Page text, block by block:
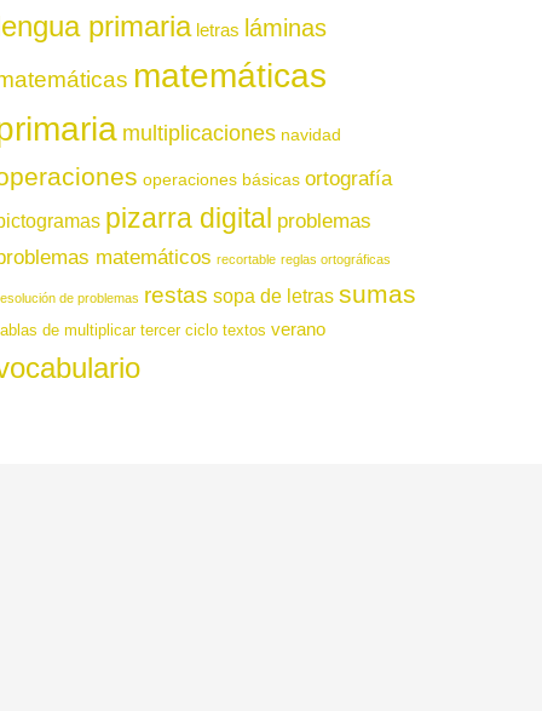
primaria letras láminas
matemáticas
multiplicaciones navidad
operaciones básicas ortografía
pizarra digital problemas
matemáticos recortable reglas ortográficas
de problemas restas sopa de letras sumas
de multiplicar tercer ciclo textos verano